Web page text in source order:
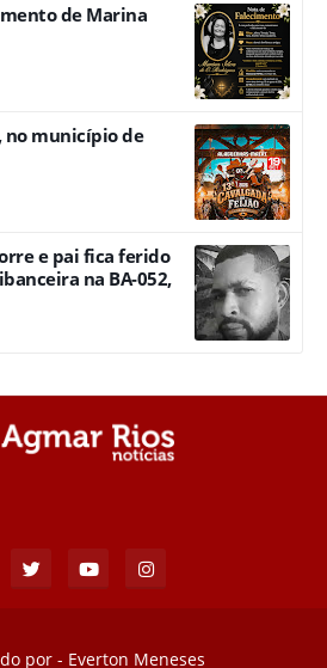
de Marina
no município de
e pai fica ferido
na BA-052,
por - Everton Meneses